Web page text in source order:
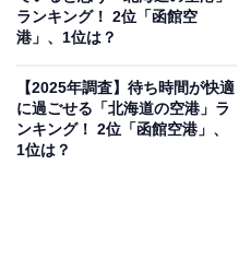
ても有名なので、空港内の
街に行けるので」(30代女性
りました。
ランキング！ 2位「函館空
港」、1位は？
【2025年調査】待ち時間が快適
に過ごせる「北海道の空港」ラ
ンキング！ 2位「函館空港」、
1位は？